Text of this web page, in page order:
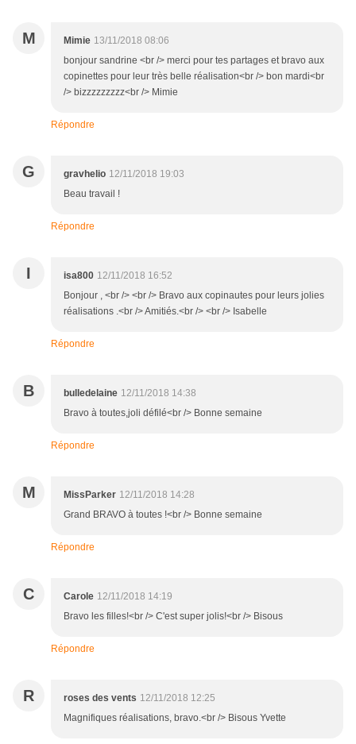
M Mimie 13/11/2018 08:06
bonjour sandrine <br /> merci pour tes partages et bravo aux
copinettes pour leur très belle réalisation<br /> bon mardi<br
/> bizzzzzzzzz<br /> Mimie
Répondre
G gravhelio 12/11/2018 19:03
Beau travail !
Répondre
I isa800 12/11/2018 16:52
Bonjour , <br /> <br /> Bravo aux copinautes pour leurs jolies
réalisations .<br /> Amitiés.<br /> <br /> Isabelle
Répondre
B bulledelaine 12/11/2018 14:38
Bravo à toutes,joli défilé<br /> Bonne semaine
Répondre
M MissParker 12/11/2018 14:28
Grand BRAVO à toutes !<br /> Bonne semaine
Répondre
C Carole 12/11/2018 14:19
Bravo les filles!<br /> C'est super jolis!<br /> Bisous
Répondre
R roses des vents 12/11/2018 12:25
Magnifiques réalisations, bravo.<br /> Bisous Yvette